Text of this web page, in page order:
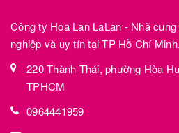
Công ty Hoa Lan LaLan - Nhà
nghiệp và uy tín tại TP Hồ Chí Minh.
220 Thành Thái, phường Hòa
TPHCM
0964441959